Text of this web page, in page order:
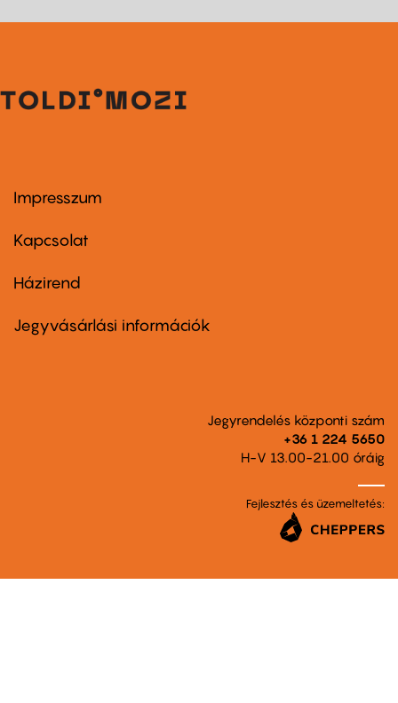
Footer
first
Impresszum
Kapcsolat
Footer
second
Házirend
Jegyvásárlási információk
Jegyrendelés központi szám
+36 1 224 5650
H-V 13.00-21.00 óráig
Fejlesztés és üzemeltetés: